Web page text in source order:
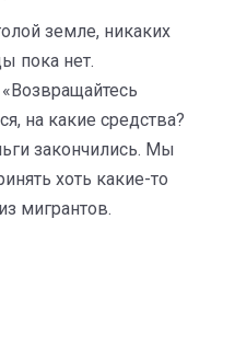
земле, никаких
пока нет.
на какие средства?
закончились. Мы
хоть какие-то
мигрантов.